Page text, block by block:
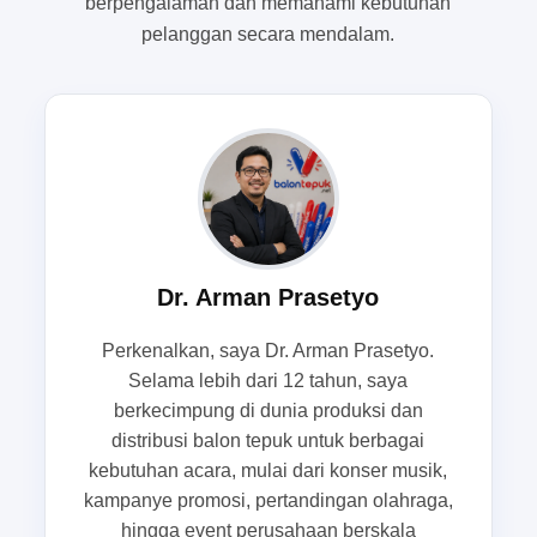
dulu memenuhi pandangan.
hadir sebagai pilihan yang mampu
menggabungkan fungsi promosi, identitas acara,
dan kesan profesional dalam satu media yang
ringan dan praktis. Untuk kebutuhan percetakan
tampilan yang kuat sejak awal sering menjadi
pembeda antara acara yang sekadar ramai dan
acara yang benar-benar berkesan.
Masalah visual yang sering muncul
saat balon tepuk standar dipakai di
keramaian
pelanggan secara mendalam.
Dr. Arman Prasetyo
Perkenalkan, saya Dr. Arman Prasetyo.
Selama lebih dari 12 tahun, saya
berkecimpung di dunia produksi dan
distribusi balon tepuk untuk berbagai
kebutuhan acara, mulai dari konser musik,
kampanye promosi, pertandingan olahraga,
hingga event perusahaan berskala